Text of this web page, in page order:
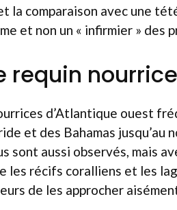
la comparaison avec une
et non un « infirmier » des
requin
d’Atlantique ouest
et des Bahamas jusqu’au
sont aussi observés, mais
les récifs coralliens et les
de les approcher